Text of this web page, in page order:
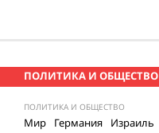
ПОЛИТИКА И ОБЩЕСТВО
ПОЛИТИКА И ОБЩЕСТВО
Мир Германия Израиль